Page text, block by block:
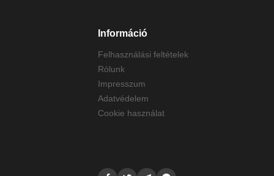
Információ
Felhasználási feltételek
Rólunk
Impresszum
Adatvédelem
Cookie használat